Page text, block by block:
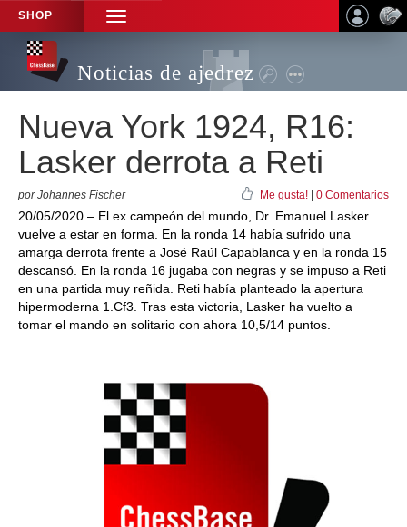
SHOP
TOGGLE
NAVIGATION
Noticias de ajedrez
Nueva York 1924, R16:
Lasker derrota a Reti
por Johannes Fischer Me gusta! 0 Comentarios
20/05/2020 – El ex campeón del mundo, Dr. Emanuel Lasker
vuelve a estar en forma. En la ronda 14 había sufrido una
amarga derrota frente a José Raúl Capablanca y en la ronda 15
descansó. En la ronda 16 jugaba con negras y se impuso a Reti
en una partida muy reñida. Reti había planteado la apertura
hipermoderna 1.Cf3. Tras esta victoria, Lasker ha vuelto a
tomar el mando en solitario con ahora 10,5/14 puntos.